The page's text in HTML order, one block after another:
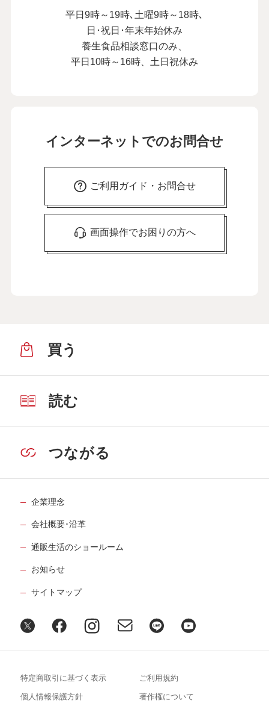
平日9時～19時､土曜9時～18時､
日･祝日･年末年始休み
養生食品相談窓口のみ、
平日10時～16時、土日祝休み
インターネットでのお問合せ
ご利用ガイド・お問合せ
画面操作でお困りの方へ
買う
読む
つながる
企業理念
会社概要･沿革
通販生活のショールーム
お知らせ
サイトマップ
特定商取引に基づく表示 ご利用規約
個人情報保護方針 著作権について